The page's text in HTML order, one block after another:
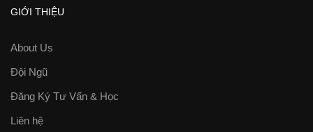
GIỚI THIỆU
About Us
Đội Ngũ
Đăng Ký Tư Vấn & Học
Liên hệ